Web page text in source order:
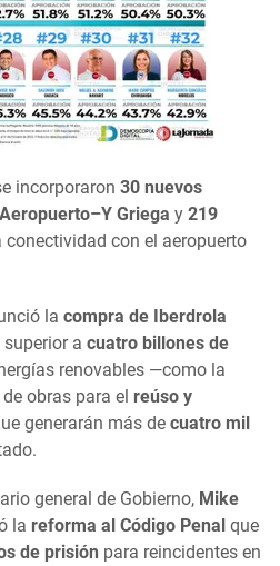
incorporaron 30 nuevos
Griega y 219
conectividad con el aeropuerto
la compra de Iberdrola
a cuatro billones de
renovables —como la
obras para el reúso y
generarán más de cuatro mil
general de Gobierno, Mike
la reforma al Código Penal que
de prisión para reincidentes en